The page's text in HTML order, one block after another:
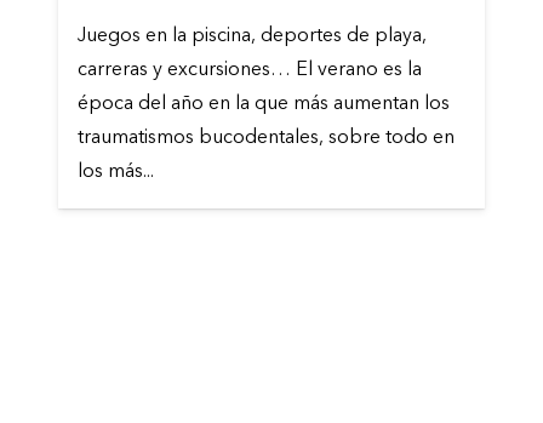
Juegos en la piscina, deportes de playa,
carreras y excursiones… El verano es la
época del año en la que más aumentan los
traumatismos bucodentales, sobre todo en
los más...